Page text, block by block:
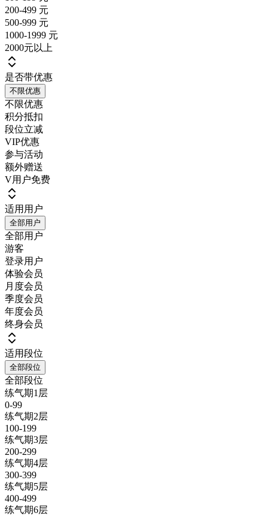
200-499 元
500-999 元
1000-1999 元
2000元以上
是否带优惠
不限优惠
不限优惠
积分抵扣
段位立减
VIP优惠
参与活动
额外赠送
V用户免费
适用用户
全部用户
全部用户
游客
登录用户
体验会员
月度会员
季度会员
年度会员
终身会员
适用段位
全部段位
全部段位
练气期1层
0-99
练气期2层
100-199
练气期3层
200-299
练气期4层
300-399
练气期5层
400-499
练气期6层